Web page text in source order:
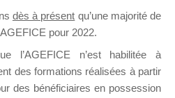
Groupe Public
il y a un mois
dès à présent qu’une majorité de
pour 2022.
l’AGEFICE n’est habilitée à
des formations réalisées à partir
des bénéficiaires en possession